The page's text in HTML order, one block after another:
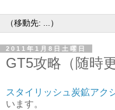
2011年1月8日土曜日
GT5攻略（随時更
スタイリッシュ炭鉱アク
います。